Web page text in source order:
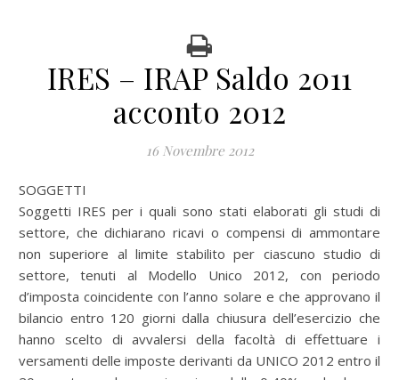
IRES – IRAP Saldo 2011
acconto 2012
16 Novembre 2012
SOGGETTI
Soggetti IRES per i quali sono stati elaborati gli studi di
settore, che dichiarano ricavi o compensi di ammontare
non superiore al limite stabilito per ciascuno studio di
settore, tenuti al Modello Unico 2012, con periodo
d’imposta coincidente con l’anno solare e che approvano il
bilancio entro 120 giorni dalla chiusura dell’esercizio che
hanno scelto di avvalersi della facoltà di effettuare i
versamenti delle imposte derivanti da UNICO 2012 entro il